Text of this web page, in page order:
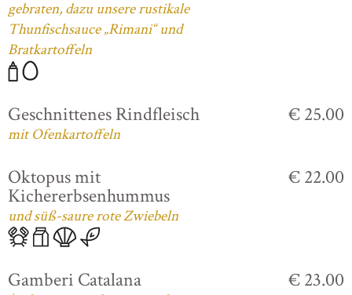
gebraten, dazu unsere rustikale
Thunfischsauce „Rimani“ und
Bratkartoffeln
Geschnittenes Rindfleisch
mit Ofenkartoffeln
€ 25.00
Oktopus mit
Kichererbsenhummus
und süß-saure rote Zwiebeln
€ 22.00
Gamberi Catalana € 23.00